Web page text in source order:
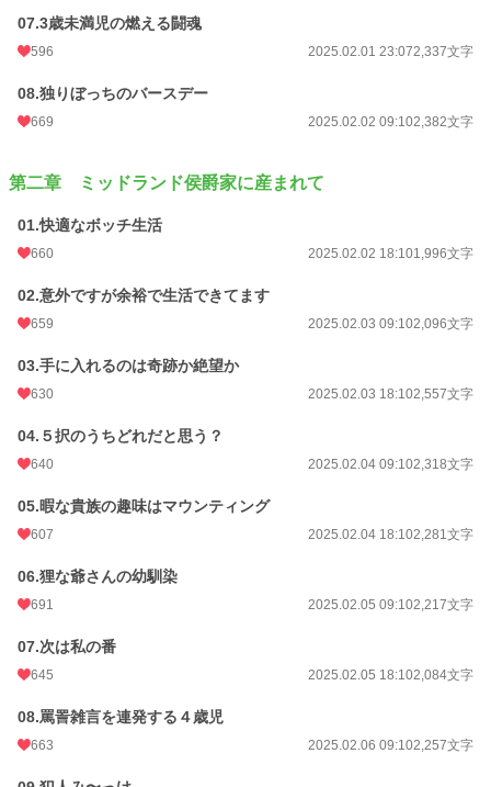
07.3歳未満児の燃える闘魂
596 2025.02.01 23:072,337文字
08.独りぼっちのバースデー
669 2025.02.02 09:102,382文字
第二章 ミッドランド侯爵家に産まれて
01.快適なボッチ生活
660 2025.02.02 18:101,996文字
02.意外ですが余裕で生活できてます
659 2025.02.03 09:102,096文字
03.手に入れるのは奇跡か絶望か
630 2025.02.03 18:102,557文字
04.５択のうちどれだと思う？
640 2025.02.04 09:102,318文字
05.暇な貴族の趣味はマウンティング
607 2025.02.04 18:102,281文字
06.狸な爺さんの幼馴染
691 2025.02.05 09:102,217文字
07.次は私の番
645 2025.02.05 18:102,084文字
08.罵詈雑言を連発する４歳児
663 2025.02.06 09:102,257文字